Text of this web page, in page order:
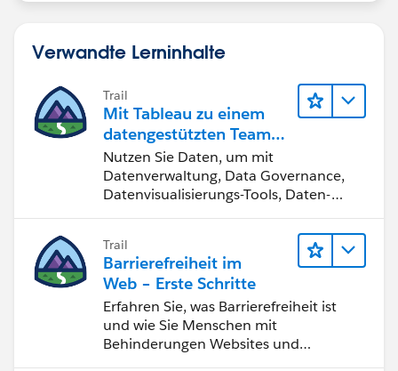
Verwandte Lerninhalte
Trail
Mit Tableau zu einem
datengestützten Team
werden
Nutzen Sie Daten, um mit
Datenverwaltung, Data Governance,
Datenvisualisierungs-Tools, Daten-
bessere Geschäftsergebnisse zu
erzielen.
Trail
Barrierefreiheit im
Web – Erste Schritte
Erfahren Sie, was Barrierefreiheit ist
und wie Sie Menschen mit
Behinderungen Websites und